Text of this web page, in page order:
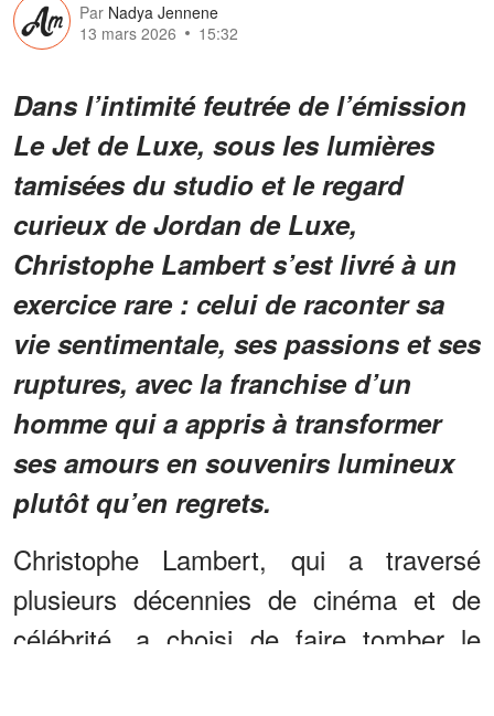
Par Nadya Jennene
13 mars 2026
15:32
Dans l’intimité feutrée de l’émission
Le Jet de Luxe, sous les lumières
tamisées du studio et le regard
curieux de Jordan de Luxe,
Christophe Lambert s’est livré à un
exercice rare : celui de raconter sa
vie sentimentale, ses passions et ses
ruptures, avec la franchise d’un
homme qui a appris à transformer
ses amours en souvenirs lumineux
plutôt qu’en regrets.
Christophe Lambert, qui a traversé
plusieurs décennies de cinéma et de
célébrité, a choisi de faire tomber le